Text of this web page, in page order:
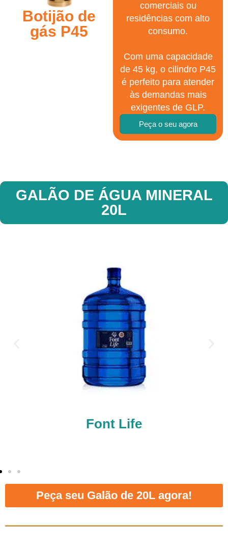
Botijão de
gás P45
comerciais ou
residências com alto
consumo.
Com uma capacidade
de 45 kg, o cilindro P45
é perfeito para atender
às demandas mais
exigentes de GLP.
Peça o seu agora
GALÃO DE ÁGUA MINERAL
20L
Font Life
Peça seu Galão de 20L agora!